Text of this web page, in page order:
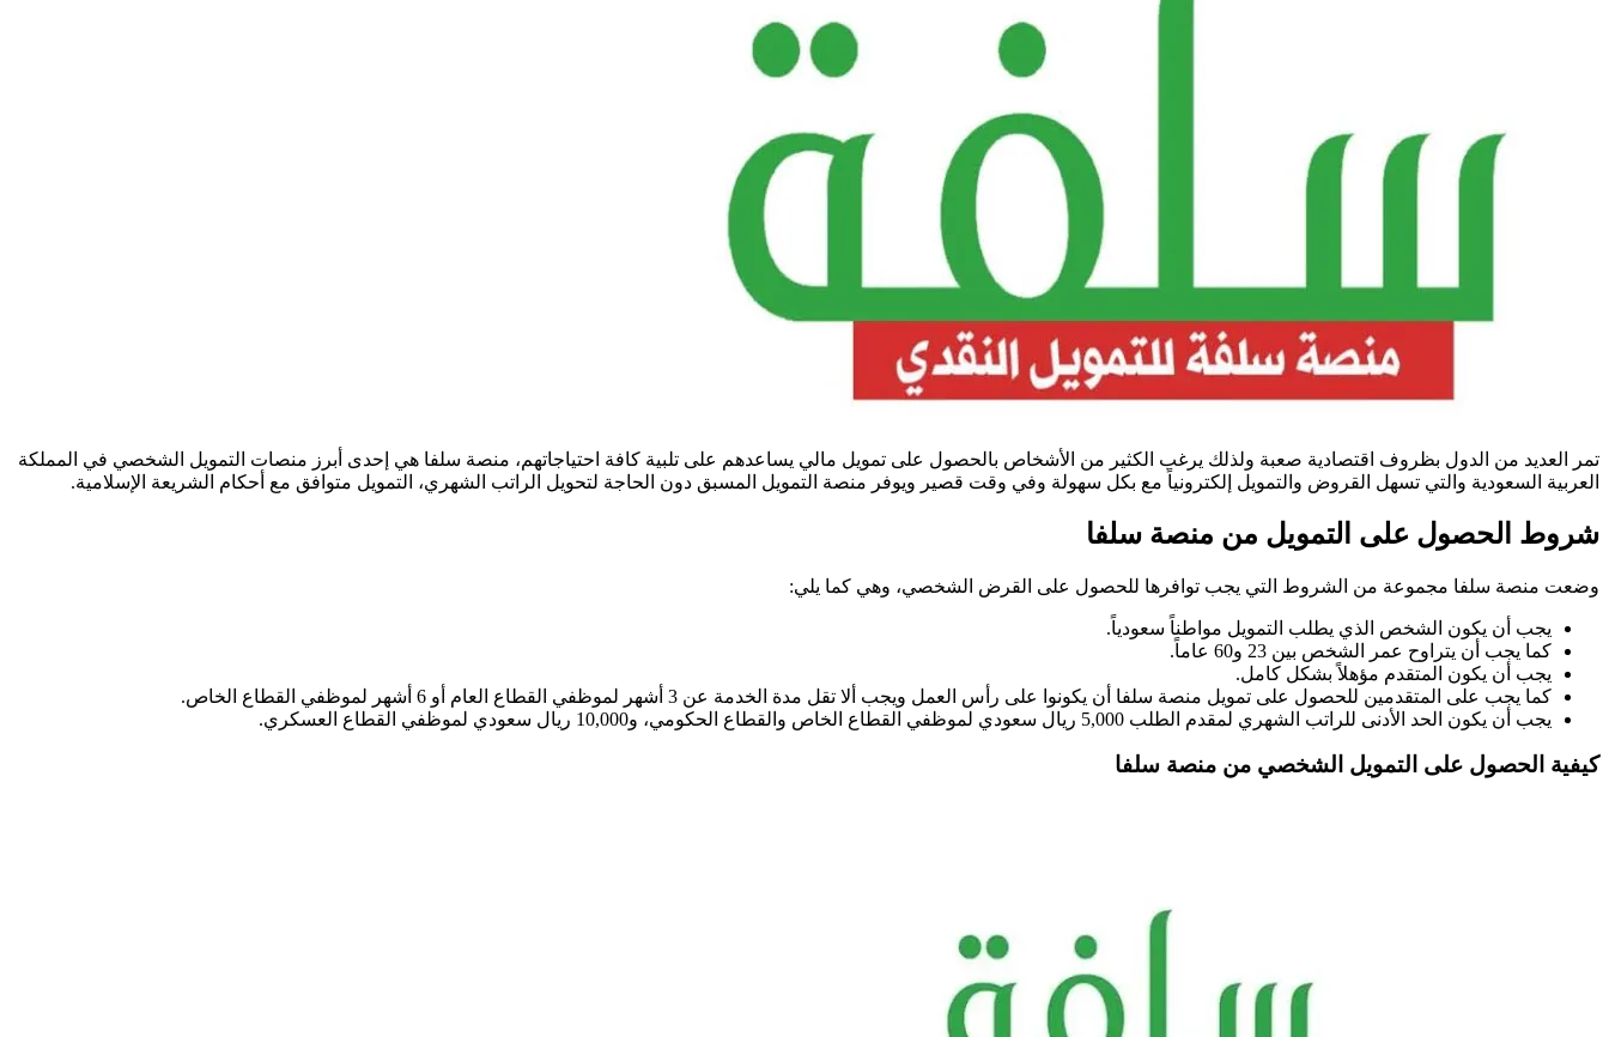
تمر العديد من الدول بظروف اقتصادية صعبة ولذلك يرغب الكثير من الأشخاص بالحصول على تمويل مالي يساعدهم على تلبية كافة احتياجاتهم، منصة سلفا هي إحدى أبرز منصات التمويل الشخصي في المملكة
العربية السعودية والتي تسهل القروض والتمويل إلكترونياً مع بكل سهولة وفي وقت قصير ويوفر منصة التمويل المسبق دون الحاجة لتحويل الراتب الشهري، التمويل متوافق مع أحكام الشريعة الإسلامية.
شروط الحصول على التمويل من منصة سلفا
وضعت منصة سلفا مجموعة من الشروط التي يجب توافرها للحصول على القرض الشخصي، وهي كما يلي:
يجب أن يكون الشخص الذي يطلب التمويل مواطناً سعودياً.
كما يجب أن يتراوح عمر الشخص بين 23 و60 عاماً.
يجب أن يكون المتقدم مؤهلاً بشكل كامل.
كما يجب على المتقدمين للحصول على تمويل منصة سلفا أن يكونوا على رأس العمل ويجب ألا تقل مدة الخدمة عن 3 أشهر لموظفي القطاع العام أو 6 أشهر لموظفي القطاع الخاص.
يجب أن يكون الحد الأدنى للراتب الشهري لمقدم الطلب 5,000 ريال سعودي لموظفي القطاع الخاص والقطاع الحكومي، و10,000 ريال سعودي لموظفي القطاع العسكري.
كيفية الحصول على التمويل الشخصي من منصة سلفا